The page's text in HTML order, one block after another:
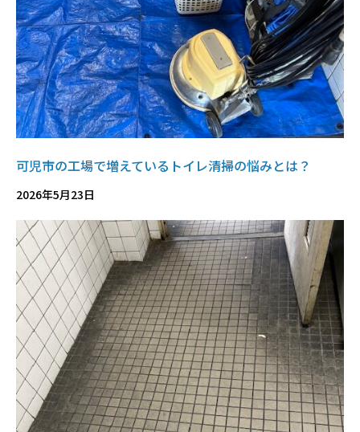
可児市の工場で増えているトイレ清掃の悩みとは？
2026年5月23日